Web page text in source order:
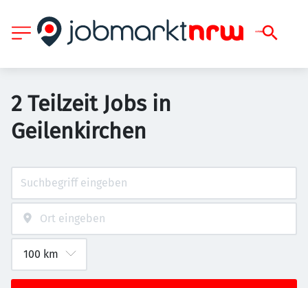
2 Teilzeit Jobs in
Geilenkirchen